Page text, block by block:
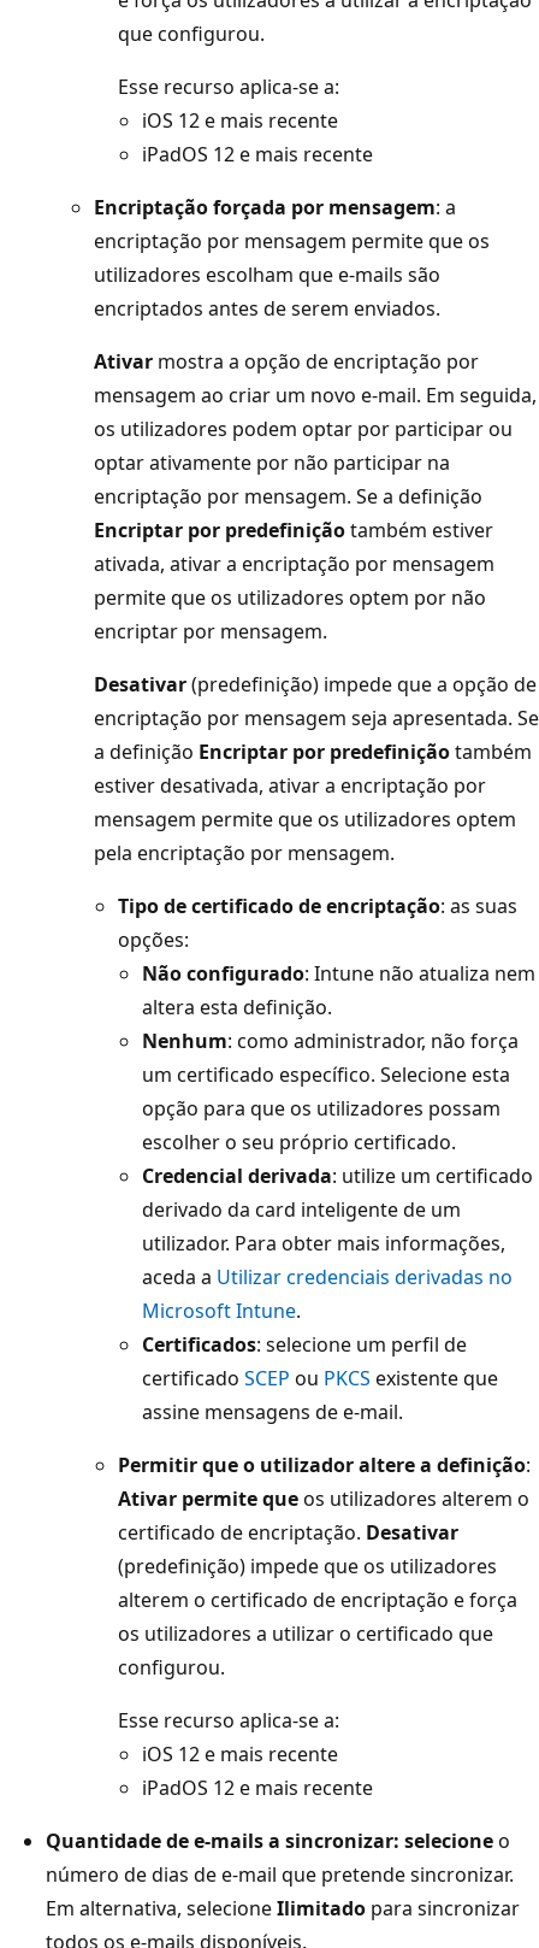
que configurou.
Esse recurso aplica-se a:
iOS 12 e mais recente
iPadOS 12 e mais recente
Encriptação forçada por mensagem: a
encriptação por mensagem permite que os
utilizadores escolham que e-mails são
encriptados antes de serem enviados.
Ativar mostra a opção de encriptação por
mensagem ao criar um novo e-mail. Em seguida,
os utilizadores podem optar por participar ou
optar ativamente por não participar na
encriptação por mensagem. Se a definição
Encriptar por predefiniçãotambém estiver
ativada, ativar a encriptação por mensagem
permite que os utilizadores optem por não
encriptar por mensagem.
Desativar(predefinição) impede que a opção de
encriptação por mensagem seja apresentada. Se
a definição Encriptar por predefiniçãotambém
estiver desativada, ativar a encriptação por
mensagem permite que os utilizadores optem
pela encriptação por mensagem.
Tipo de certificado de encriptação: as suas
opções:
Não configurado: Intune não atualiza nem
altera esta definição.
Nenhum: como administrador, não força
um certificado específico. Selecione esta
opção para que os utilizadores possam
escolher o seu próprio certificado.
Credencial derivada: utilize um certificado
derivado da card inteligente de um
utilizador. Para obter mais informações,
aceda a Utilizar credenciais derivadas no
Microsoft Intune.
Certificados: selecione um perfil de
certificado SCEP ou PKCS existente que
assine mensagens de e-mail.
Permitir que o utilizador altere a definição:
Ativar permite queos utilizadores alterem o
certificado de encriptação. Desativar
(predefinição) impede que os utilizadores
alterem o certificado de encriptação e força
os utilizadores a utilizar o certificado que
configurou.
Esse recurso aplica-se a:
iOS 12 e mais recente
iPadOS 12 e mais recente
Quantidade de e-mails a sincronizar: selecioneo
número de dias de e-mail que pretende sincronizar.
Em alternativa, selecioneIlimitado para sincronizar
todos os e-mails disponíveis.